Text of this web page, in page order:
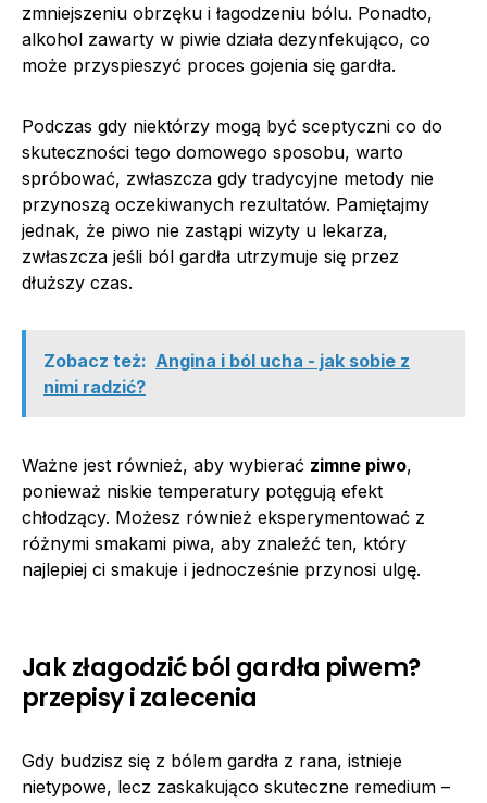
zmniejszeniu obrzęku i łagodzeniu bólu. Ponadto,
alkohol zawarty w piwie działa dezynfekująco, co
może przyspieszyć proces gojenia się gardła.
Podczas gdy niektórzy mogą być sceptyczni co do
skuteczności tego domowego sposobu, warto
spróbować, zwłaszcza gdy tradycyjne metody nie
przynoszą oczekiwanych rezultatów. Pamiętajmy
jednak, że piwo nie zastąpi wizyty u lekarza,
zwłaszcza jeśli ból gardła utrzymuje się przez
dłuższy czas.
Zobacz też: Angina i ból ucha - jak sobie z
nimi radzić?
Ważne jest również, aby wybierać zimne piwo,
ponieważ niskie temperatury potęgują efekt
chłodzący. Możesz również eksperymentować z
różnymi smakami piwa, aby znaleźć ten, który
najlepiej ci smakuje i jednocześnie przynosi ulgę.
Jak złagodzić ból gardła piwem?
przepisy i zalecenia
Gdy budzisz się z bólem gardła z rana, istnieje
nietypowe, lecz zaskakująco skuteczne remedium –